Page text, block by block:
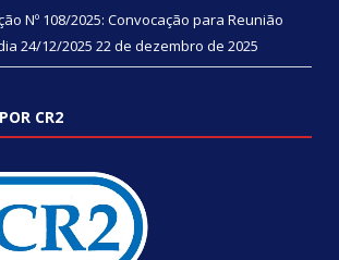
Nº 108/2025: Convocação para Reunião
24/12/2025 22 de dezembro de 2025
CR2